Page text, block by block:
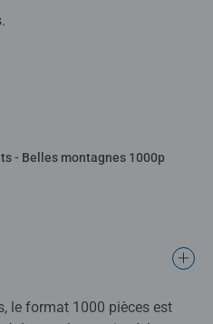
- Belles montagnes 1000p
le format 1000 pièces est